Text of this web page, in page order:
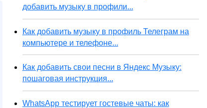
добавить музыку в профили...
Как добавить музыку в профиль Телеграм на
компьютере и телефоне...
Как добавить свои песни в Яндекс Музыку:
пошаговая инструкция...
WhatsApp тестирует гостевые чаты: как